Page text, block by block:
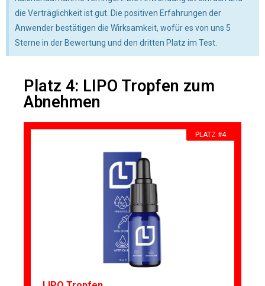
die Verträglichkeit ist gut. Die positiven Erfahrungen der
Anwender bestätigen die Wirksamkeit, wofür es von uns 5
Sterne in der Bewertung und den dritten Platz im Test.
Platz 4: LIPO Tropfen zum
Abnehmen
PLATZ #4